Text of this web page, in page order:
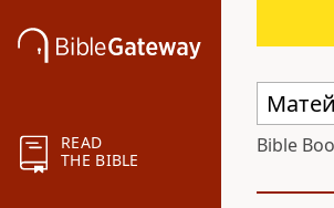
READ
THE BIBLE
Bible